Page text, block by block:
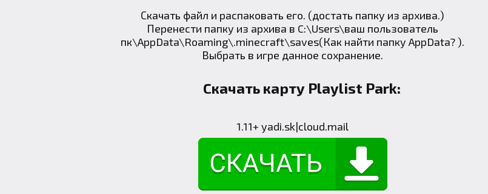
Скачать файл и распаковать его. (достать папку из архива.)
Перенести папку из архива в C:\Users\ваш пользователь
пк\AppData\Roaming\.minecraft\saves(Как найти папку AppData?).
Выбрать в игре данное сохранение.
Скачать карту Playlist Park:
1.11+ yadi.sk|cloud.mail